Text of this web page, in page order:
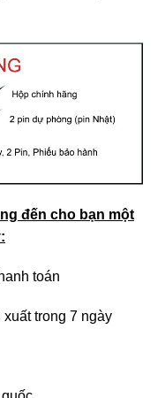
đến cho bạn một
toán
trong 7 ngày